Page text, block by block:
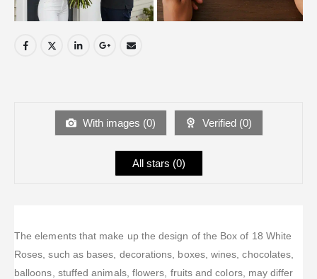
With images (0) Verified (0)
All stars (0)
The elements that make up the design of the Box of 18 White
Roses, such as bases, decorations, boxes, wines, chocolates,
balloons, stuffed animals, flowers, fruits and colors, may differ